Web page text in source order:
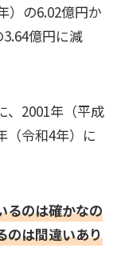
）の6.02億円か
億円に減
、2001年（平成
（令和4年）に
るのは確かなの
のは間違いあり